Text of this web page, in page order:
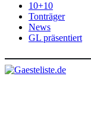
10+10
Tonträger
News
GL präsentiert